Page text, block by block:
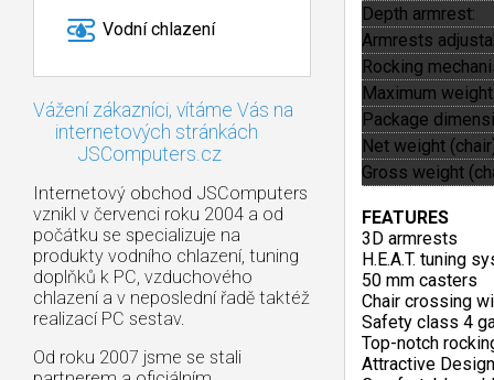
Vodní chlazení
Vážení zákazníci, vítáme Vás na
internetových stránkách
JSComputers.cz
Internetový obchod JSComputers
vznikl v červenci roku 2004 a od
počátku se specializuje na
produkty vodního chlazení, tuning
doplňků k PC, vzduchového
chlazení a v neposlední řadě taktéž
realizací PC sestav.
Od roku 2007 jsme se stali
Depth armrest:
Armrests
Rocking
Maximum
Package
Net weight
Gross weight
FEATURES
3D armrests
H.E.A.T. tuning
50 mm casters
Chair crossing
Safety class 4
Top-notch
Attractive